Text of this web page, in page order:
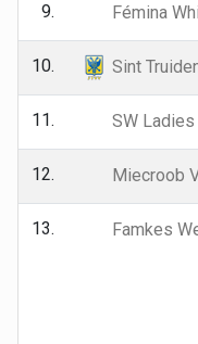
9. Fémina
10. Sint
11. SW
12. Miecroob
13. Famkes